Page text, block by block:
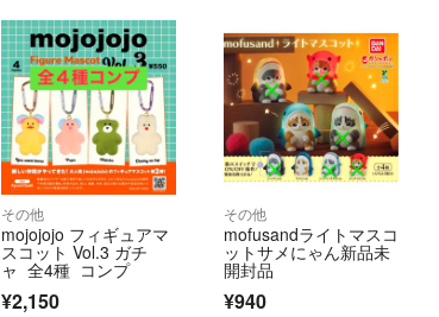
ジキット プラモデ
ル ボークス
その他
mojojojo フィギュアマ
スコット Vol.3 ガチ
ャ 全4種 コンプ
¥2,150
その他
mofusandライトマスコ
ットサメにゃん新品未
開封品
¥940